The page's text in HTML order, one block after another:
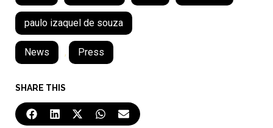
paulo izaquel de souza
News , Press
SHARE THIS